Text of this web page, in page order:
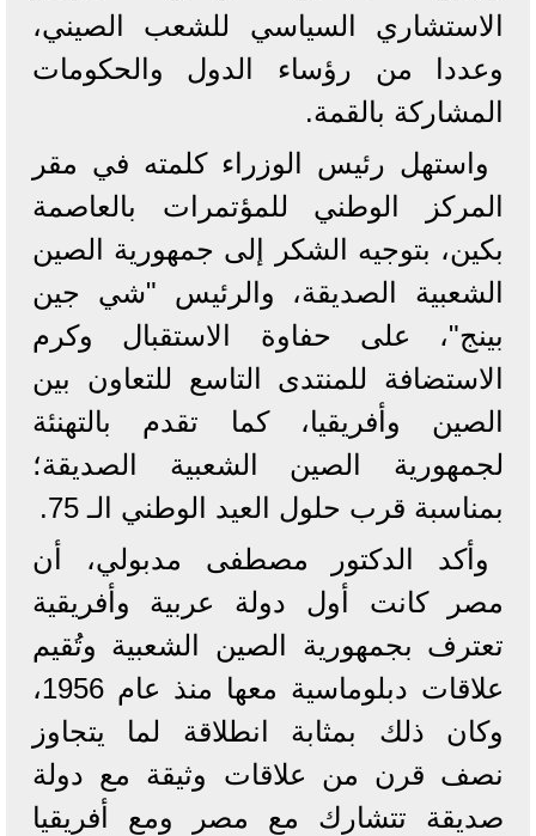
الاستشاري السياسي للشعب الصيني،
وعددا من رؤساء الدول والحكومات
المشاركة بالقمة.
واستهل رئيس الوزراء كلمته في مقر
المركز الوطني للمؤتمرات بالعاصمة
بكين، بتوجيه الشكر إلى جمهورية الصين
الشعبية الصديقة، والرئيس "شي جين
بينج"، على حفاوة الاستقبال وكرم
الاستضافة للمنتدى التاسع للتعاون بين
الصين وأفريقيا، كما تقدم بالتهنئة
لجمهورية الصين الشعبية الصديقة؛
بمناسبة قرب حلول العيد الوطني الـ 75.
وأكد الدكتور مصطفى مدبولي، أن
مصر كانت أول دولة عربية وأفريقية
تعترف بجمهورية الصين الشعبية وتُقيم
علاقات دبلوماسية معها منذ عام 1956،
وكان ذلك بمثابة انطلاقة لما يتجاوز
نصف قرن من علاقات وثيقة مع دولة
صديقة تتشارك مع مصر ومع أفريقيا